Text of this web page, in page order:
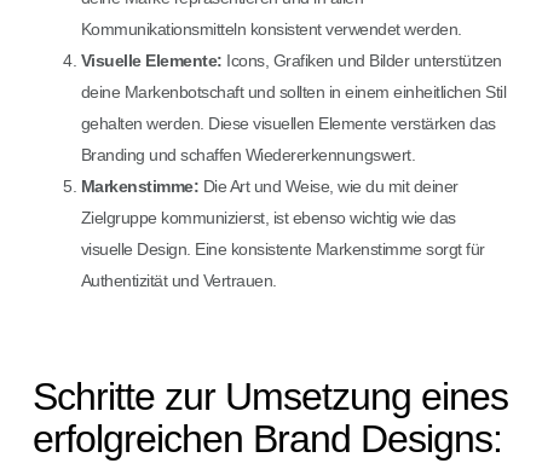
Kommunikationsmitteln konsistent verwendet werden.
Visuelle Elemente: Icons, Grafiken und Bilder unterstützen
deine Markenbotschaft und sollten in einem einheitlichen Stil
gehalten werden. Diese visuellen Elemente verstärken das
Branding und schaffen Wiedererkennungswert.
Markenstimme: Die Art und Weise, wie du mit deiner
Zielgruppe kommunizierst, ist ebenso wichtig wie das
visuelle Design. Eine konsistente Markenstimme sorgt für
Authentizität und Vertrauen.
Schritte zur Umsetzung eines
erfolgreichen Brand Designs: